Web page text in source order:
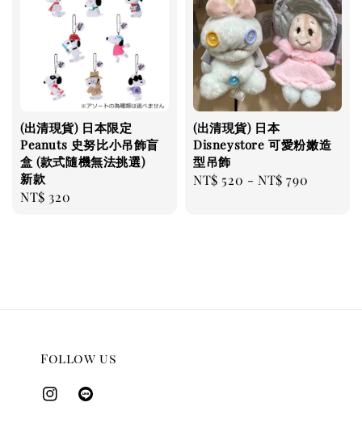
(出清現貨) 日本限定
Peanuts 史努比小吊飾盲
盒 (款式隨機無法挑選)
新款
Regular
NT$ 320
(出清現貨) 日本
Disneystore 可愛粉嫩造
型吊飾
Regular
NT$ 520 -NT$ 790
Follow us